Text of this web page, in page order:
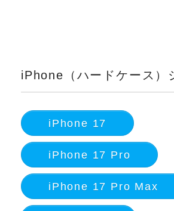
iPhone（ハードケース）
iPhone 17
iPhone 17 Pro
iPhone 17 Pro Max